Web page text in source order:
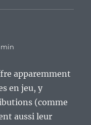
min
apparemment
en jeu, y
(comme
aussi leur